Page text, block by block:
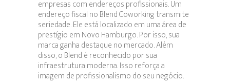
empresas com endereços profissionais. Um
endereço fiscal no Blend Coworking transmite
seriedade. Ele está localizado em uma área de
prestígio em Novo Hamburgo. Por isso, sua
marca ganha destaque no mercado. Além
disso, o Blend é reconhecido por sua
infraestrutura moderna. Isso reforça a
imagem de profissionalismo do seu negócio.